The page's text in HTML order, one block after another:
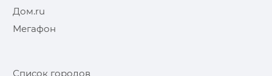
Дом.ru
Мегафон
Список городов